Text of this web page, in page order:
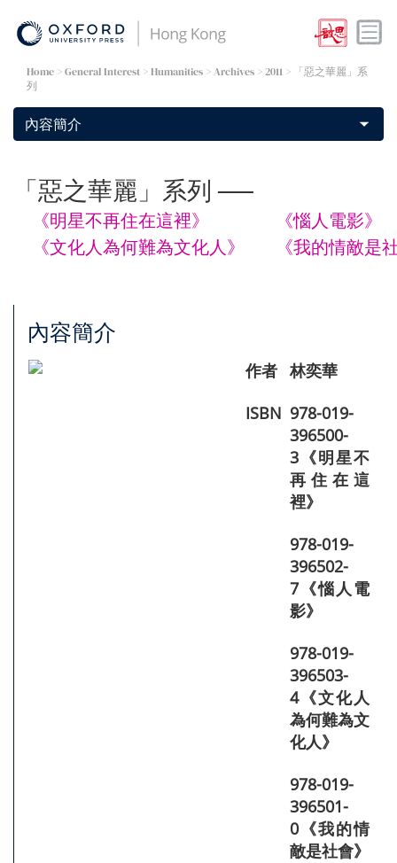
Home > General Interest >Humanities >Archives > 2011 > 「惡之華麗」系
列
「惡之華麗」系列 ──
《明星不再住在這裡》
《惱人電影》
《文化人為何難為文化人》
《我的情敵是
內容簡介
作者 林奕華
ISBN 978-019-
396500-
3《明星不
再住在這
裡》
978-019-
396502-
7《惱人電
影》
978-019-
396503-
4《文化人
為何難為文
化人》
978-019-
396501-
0《我的情
敵是社會》